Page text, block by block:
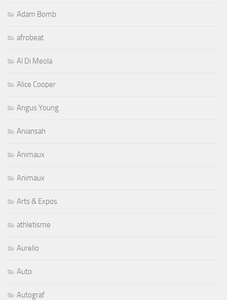
Adam Bomb
afrobeat
Al Di Meola
Alice Cooper
Angus Young
Aniansah
Animaux
Animaux
Arts & Expos
athletisme
Aurelio
Auto
Autograf